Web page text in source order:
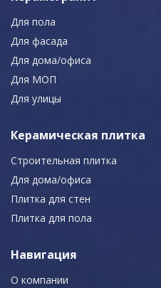
Для пола
Для фасада
Для дома/офиса
Для МОП
Для улицы
Керамическая плитка
Строительная плитка
Для дома/офиса
Плитка для стен
Плитка для пола
Навигация
О компании